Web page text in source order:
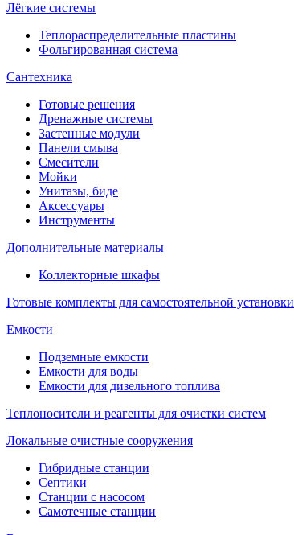
Лёгкие системы
Теплораспределительные пластины
Фольгированная система
Сантехника
Готовые решения
Дренажные системы
Застенные модули
Панели смыва
Смесители
Мойки
Унитазы, биде
Аксессуары
Инструменты
Дополнительные материалы
Коллекторные шкафы
Готовые комплекты для самостоятельной установки
Емкости
Подземные емкости
Емкости для воды
Емкости для дизельного топлива
Теплоносители и реагенты для очистки систем
Локальные очистные сооружения
Гибридные станции
Септики
Станции с насосом
Самотечные станции